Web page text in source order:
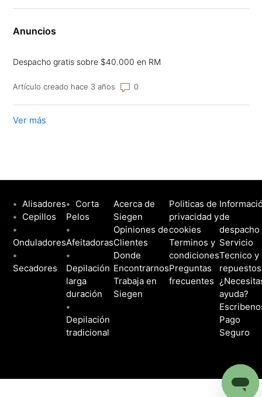
Anuncios
Despacho gratis sobre $40.000 en RM
Artículo creado hace 3 años Número de comentarios: 0
Ver más
• Alisadores
• Cepillos
•
Onduladores
•
Secadores
• Corta
Pelos
•
Afeitadoras
•
Depilación
larga
duración
•
Depilación
tradicional
Acerca de
Siegen
Opiniones de
Clientes
Donde
Encontrarnos
Trabaja en
Siegen
Politicas de
privacidad y
cookies
Terminos y
condiciones
Preguntas
frecuentes
de
despacho
Servicio
Tecnico y
repuestos
ayuda?
Pago
Seguro
Tecnología de Zendesk